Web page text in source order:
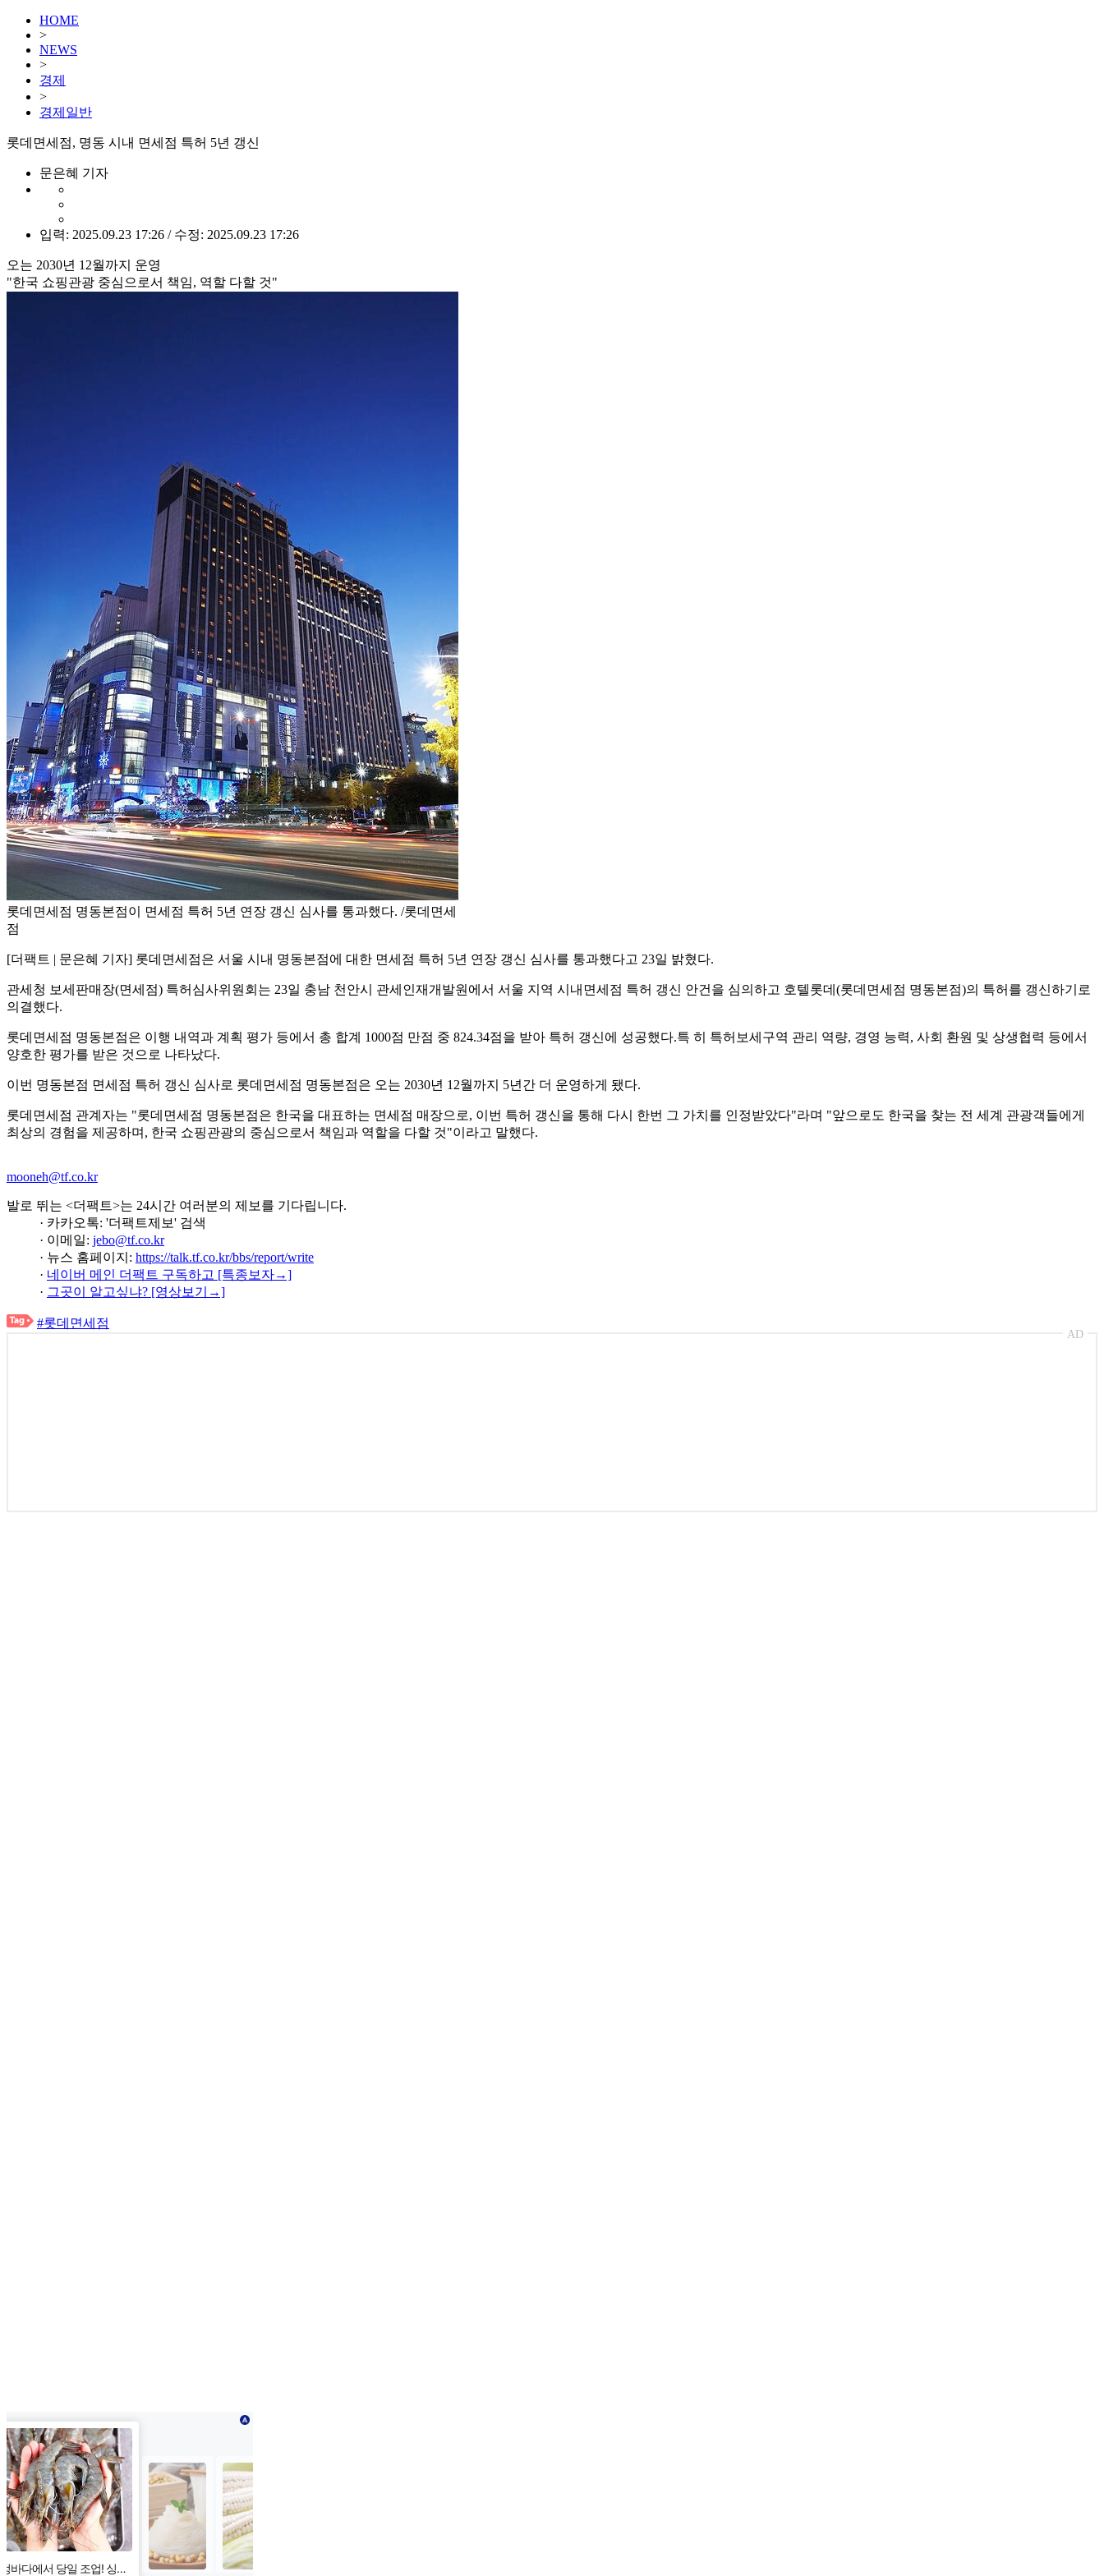
HOME
>
NEWS
>
경제
>
경제일반
롯데면세점, 명동 시내 면세점 특허 5년 갱신
문은혜 기자
입력: 2025.09.23 17:26 / 수정: 2025.09.23 17:26
오는 2030년 12월까지 운영
"한국 쇼핑관광 중심으로서 책임, 역할 다할 것"
롯데면세점 명동본점이 면세점 특허 5년 연장 갱신 심사를 통과했다. /롯데면세
점
[더팩트 | 문은혜 기자] 롯데면세점은 서울 시내 명동본점에 대한 면세점 특허 5년 연장 갱신 심사를 통과했다고 23일 밝혔다.
관세청 보세판매장(면세점) 특허심사위원회는 23일 충남 천안시 관세인재개발원에서 서울 지역 시내면세점 특허 갱신 안건을 심의하고 호텔롯데(롯데면세점 명동본점)의 특허를 갱신하기로
의결했다.
롯데면세점 명동본점은 이행 내역과 계획 평가 등에서 총 합계 1000점 만점 중 824.34점을 받아 특허 갱신에 성공했다.특 히 특허보세구역 관리 역량, 경영 능력, 사회 환원 및 상생협력 등에서
양호한 평가를 받은 것으로 나타났다.
이번 명동본점 면세점 특허 갱신 심사로 롯데면세점 명동본점은 오는 2030년 12월까지 5년간 더 운영하게 됐다.
롯데면세점 관계자는 "롯데면세점 명동본점은 한국을 대표하는 면세점 매장으로, 이번 특허 갱신을 통해 다시 한번 그 가치를 인정받았다"라며 "앞으로도 한국을 찾는 전 세계 관광객들에게
최상의 경험을 제공하며, 한국 쇼핑관광의 중심으로서 책임과 역할을 다할 것"이라고 말했다.
mooneh@tf.co.kr
발로 뛰는 <더팩트>는 24시간 여러분의 제보를 기다립니다.
· 카카오톡: '더팩트제보' 검색
· 이메일: jebo@tf.co.kr
· 뉴스 홈페이지: https://talk.tf.co.kr/bbs/report/write
· 네이버 메인 더팩트 구독하고 [특종보자→]
· 그곳이 알고싶냐? [영상보기→]
#롯데면세점
AD